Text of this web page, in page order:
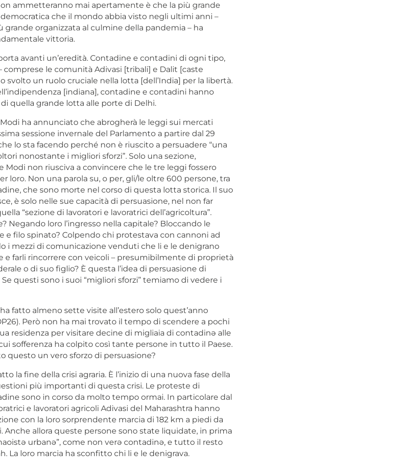
ammetteranno mai apertamente è che la più grande
che il mondo abbia visto negli ultimi anni –
grande organizzata al culmine della pandemia – ha
vittoria.
avanti un’eredità. Contadine e contadini di ogni tipo,
comprese le comunità Adivasi [tribali] e Dalit [caste
svolto un ruolo cruciale nella lotta [dell’India] per la libertà.
[indiana], contadine e contadini hanno
quella grande lotta alle porte di Delhi.
ha annunciato che abrogherà le leggi sui mercati
sessione invernale del Parlamento a partire dal 29
lo sta facendo perché non è riuscito a persuadere “una
nonostante i migliori sforzi”. Solo una sezione,
Modi non riusciva a convincere che le tre leggi fossero
loro. Non una parola su, o per, gli/le oltre 600 persone, tra
che sono morte nel corso di questa lotta storica. Il suo
è solo nelle sue capacità di persuasione, nel non far
“sezione di lavoratori e lavoratrici dell’agricoltura”.
Negando loro l’ingresso nella capitale? Bloccando le
e filo spinato? Colpendo chi protestava con cannoni ad
i mezzi di comunicazione venduti che li e le denigrano
e farli rincorrere con veicoli – presumibilmente di proprietà
o di suo figlio? È questa l’idea di persuasione di
questi sono i suoi “migliori sforzi” temiamo di vedere i
fatto almeno sette visite all’estero solo quest’anno
Però non ha mai trovato il tempo di scendere a pochi
residenza per visitare decine di migliaia di contadinə alle
sofferenza ha colpito così tante persone in tutto il Paese.
questo un vero sforzo di persuasione?
la fine della crisi agraria. È l’inizio di una nuova fase della
più importanti di questa crisi. Le proteste di
sono in corso da molto tempo ormai. In particolare dal
e lavoratori agricoli Adivasi del Maharashtra hanno
con la loro sorprendente marcia di 182 km a piedi da
Anche allora queste persone sono state liquidate, in prima
urbanə”, come non verə contadinə, e tutto il resto
La loro marcia ha sconfitto chi li e le denigrava.